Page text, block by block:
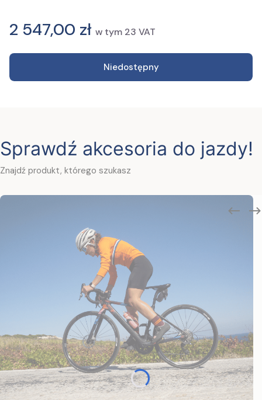
2 547,00 zł w tym 23 VAT
Niedostępny
Sprawdź akcesoria do jazdy!
Znajdź produkt, którego szukasz